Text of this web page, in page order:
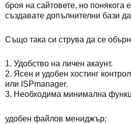
броя на сайтовете, но понякога
създавате допълнителни бази
Също така си струва да се
1. Удобство на личен акаунт.
2. Ясен и удобен хостинг
или ISPmanager.
3. Необходима минимална
удобен файлов мениджър;